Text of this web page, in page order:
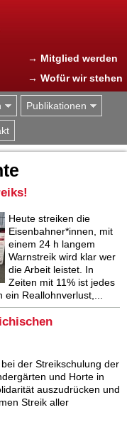
→ Mitglied werden
→ Wofür wir stehen
Publikationen
Heute streiken die
Eisenbahner*innen, mit
einem 24 h langem
Warnstreik wird klar wer
die Arbeit leistet. In
Zeiten mit 11% ist jedes
ein Reallohnverlust,...
der Streikschulung der
und Horte in
auszudrücken und
Streik aller